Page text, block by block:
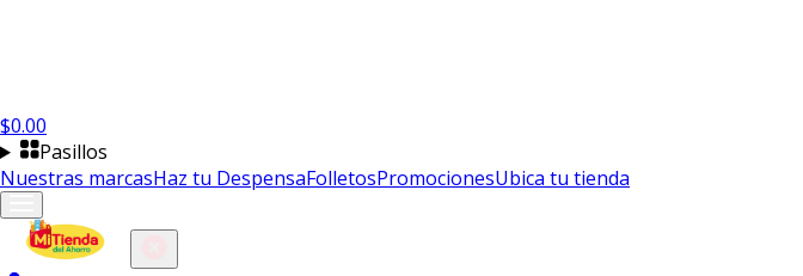
$0.00
Pasillos
Nuestras marcasHaz tu DespensaFolletosPromocionesUbica tu tienda